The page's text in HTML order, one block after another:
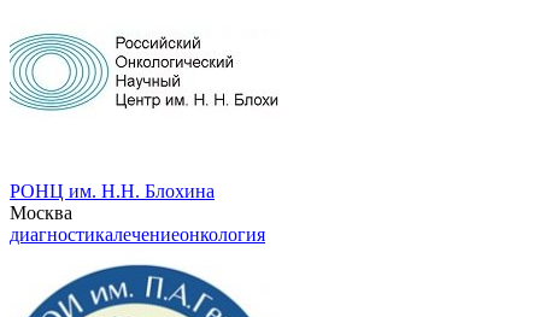
РОНЦ им. Н.Н. Блохина
Москва
диагностикалечениеонкология